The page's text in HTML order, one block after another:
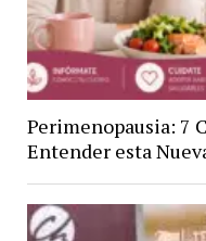
Perimenopausia: 7
Entender esta